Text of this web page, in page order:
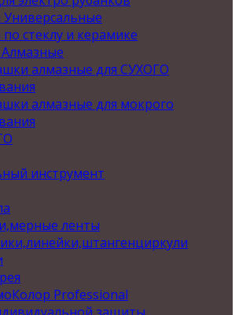
Универсальные
стеклу и керамике
алмазные для СУХОГО
алмазные для мокрого
инструмент
ленты
Professional